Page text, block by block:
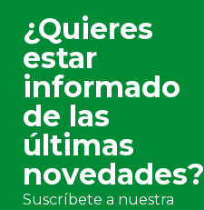
¿Quieres
estar
informado
de las
últimas
novedades?
Suscríbete a nuestra